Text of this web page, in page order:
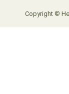
Copyright ©